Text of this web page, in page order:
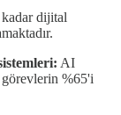
kadar dijital
AI
%65'i